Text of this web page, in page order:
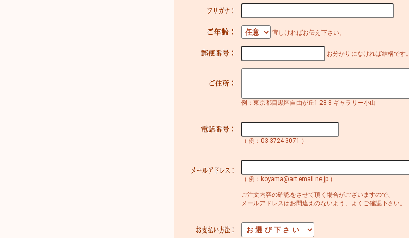
宜しければお伝え下さい。
お分かりになければ結構です。
例：東京都目黒区自由が丘1-28-8 ギャラリー小山
（ 例：03-3724-3071 ）
（ 例：koyama@art.email.ne.jp ）
ご注文内容の確認をさせて頂く場合がございますので、
メールアドレスはお間違えのないよう、よくご確認下さい。